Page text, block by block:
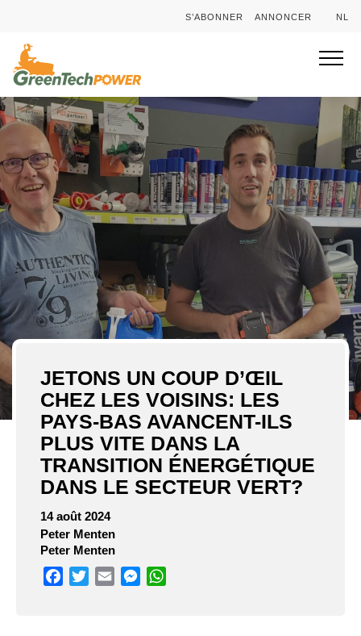
S’ABONNER ANNONCER NL
JETONS UN COUP D’ŒIL
CHEZ LES VOISINS: LES
PAYS-BAS AVANCENT-ILS
PLUS VITE DANS LA
TRANSITION ÉNERGÉTIQUE
DANS LE SECTEUR VERT?
14 août 2024
Peter Menten
Peter Menten
Facebook
TwitterEmail Messenger